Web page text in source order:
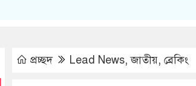
প্রচ্ছদ Lead News,জাতীয়, ব্রেকিং